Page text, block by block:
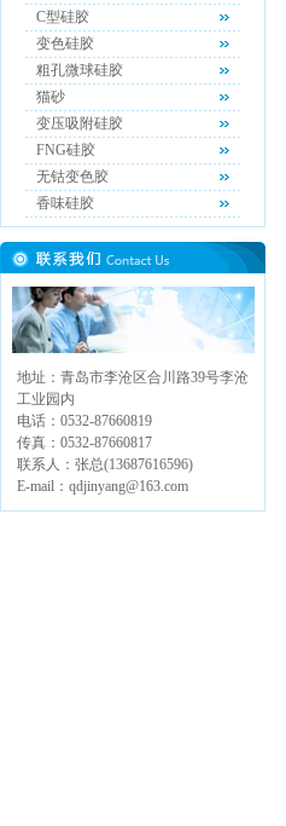
C型硅胶
变色硅胶
粗孔微球硅胶
猫砂
变压吸附硅胶
FNG硅胶
无钴变色胶
香味硅胶
地址：青岛市李沧区合川路39号李沧
工业园内
电话：0532-87660819
传真：0532-87660817
联系人：张总(13687616596)
E-mail：qdjinyang@163.com